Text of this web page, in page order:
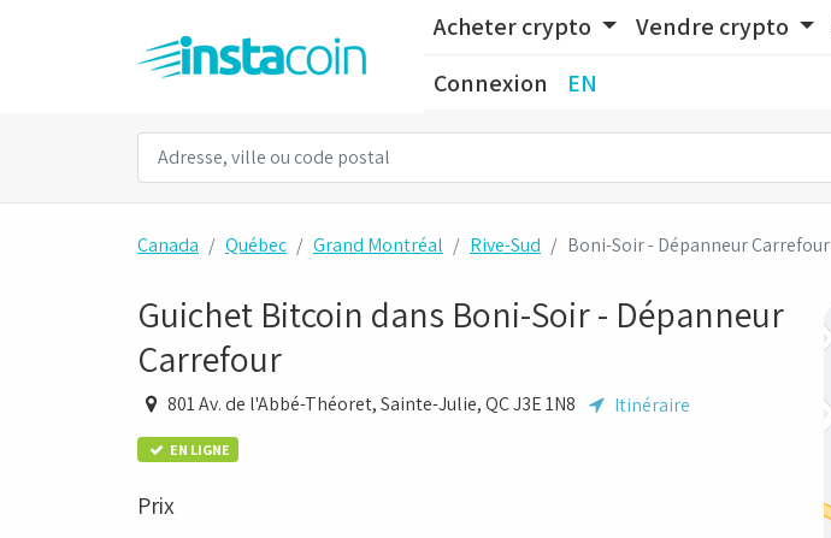
Acheter crypto Vendre crypto
Connexion
EN
Canada Québec Grand Montréal Rive-Sud Boni-Soir - Dépanneur Carrefour
Guichet Bitcoin dans Boni-Soir - Dépanneur
Carrefour
801 Av. de l'Abbé-Théoret, Sainte-Julie, QC J3E 1N8 Itinéraire
EN LIGNE
Prix